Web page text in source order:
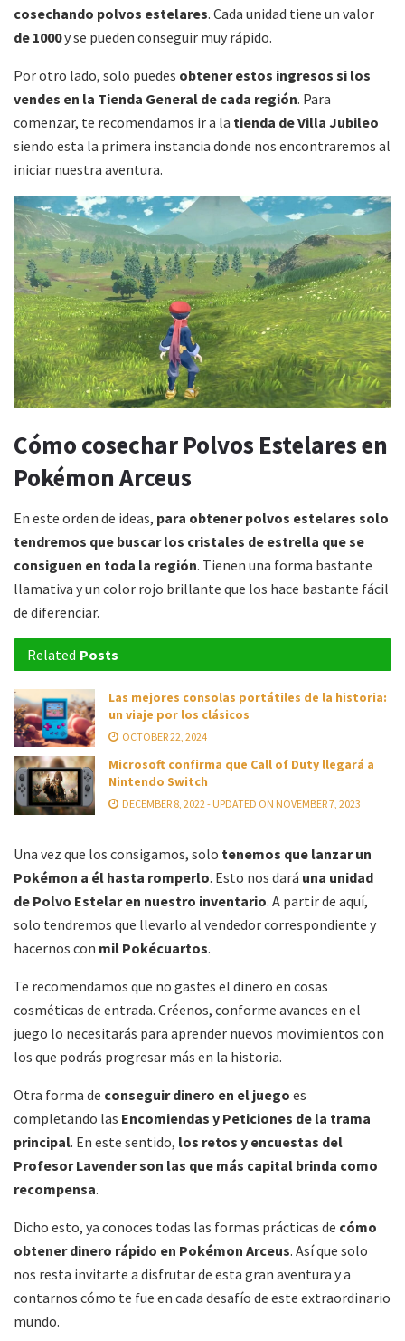
cosechando polvos estelares. Cada unidad tiene un valor
de 1000y se pueden conseguir muy rápido.
Por otro lado, solo puedes obtener estos ingresos si los
vendes en la Tienda General de cada región. Para
comenzar, te recomendamos ir a la tienda de Villa Jubileo
siendo esta la primera instancia donde nos encontraremos al
iniciar nuestra aventura.
Cómo cosechar Polvos Estelares en
Pokémon Arceus
En este orden de ideas, para obtener polvos estelares solo
tendremos que buscar los cristales de estrella que se
consiguen en toda la región. Tienen una forma bastante
llamativa y un color rojo brillante que los hace bastante fácil
de diferenciar.
Related Posts
Las mejores consolas portátiles de la historia:
un viaje por los clásicos
OCTOBER 22, 2024
Microsoft confirma que Call of Duty llegará a
Nintendo Switch
DECEMBER 8, 2022 - UPDATED ON NOVEMBER 7, 2023
Una vez que los consigamos, solo tenemos que lanzar un
Pokémon a él hasta romperlo. Esto nos dará una unidad
de Polvo Estelar en nuestro inventario. A partir de aquí,
solo tendremos que llevarlo al vendedor correspondiente y
hacernos con mil Pokécuartos.
Te recomendamos que no gastes el dinero en cosas
cosméticas de entrada. Créenos, conforme avances en el
juego lo necesitarás para aprender nuevos movimientos con
los que podrás progresar más en la historia.
Otra forma de conseguir dinero en el juego es
completando las Encomiendas y Peticiones de la trama
principal. En este sentido, los retos y encuestas del
Profesor Lavender son las que más capital brinda como
recompensa.
Dicho esto, ya conoces todas las formas prácticas de cómo
obtener dinero rápido en Pokémon Arceus. Así que solo
nos resta invitarte a disfrutar de esta gran aventura y a
contarnos cómo te fue en cada desafío de este extraordinario
mundo.